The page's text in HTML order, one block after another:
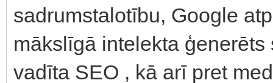
sadrumstalotību, Google
mākslīgā intelekta
vadīta SEO , kā arī pret